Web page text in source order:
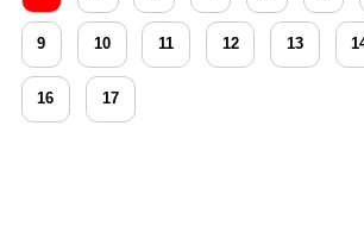
9 10 11 12 13
16 17